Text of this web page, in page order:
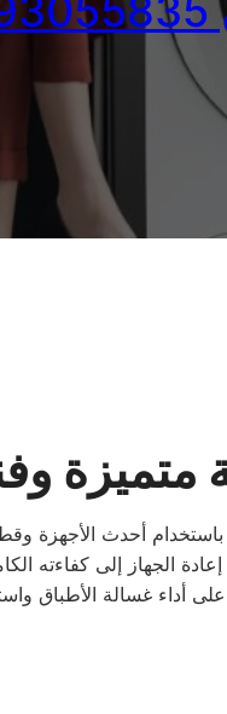
متميزة
أحدث الأجهزة وقطع
الجهاز إلى كفاءته
أداء غسالة الأطباق